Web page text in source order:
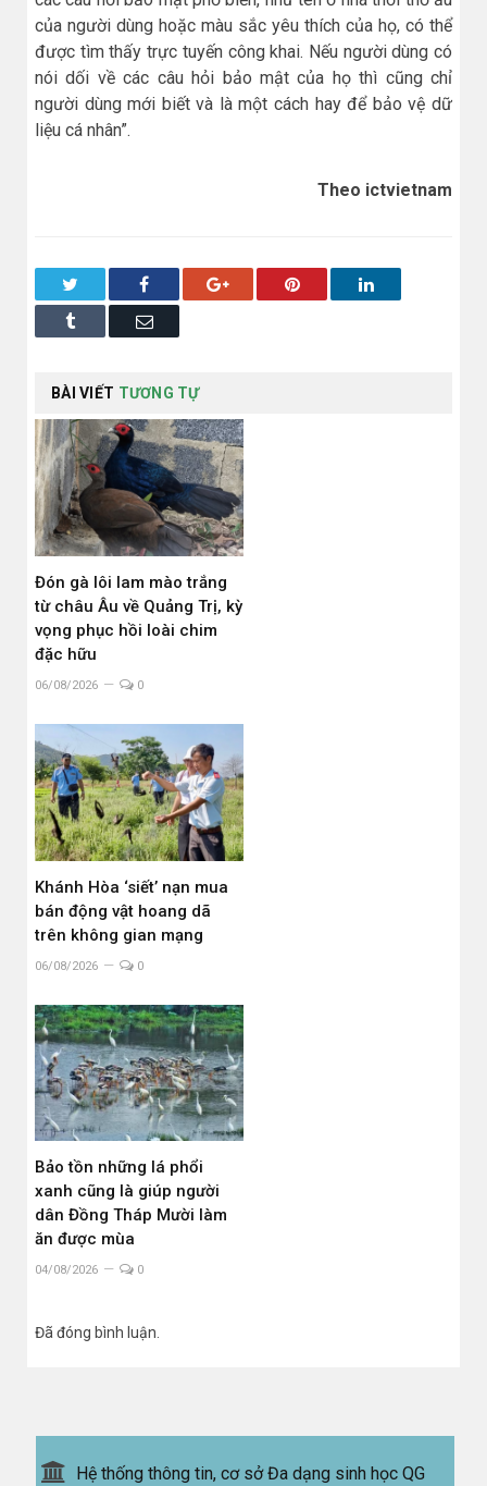
của người dùng hoặc màu sắc yêu thích của họ, có thể
được tìm thấy trực tuyến công khai. Nếu người dùng có
nói dối về các câu hỏi bảo mật của họ thì cũng chỉ
người dùng mới biết và là một cách hay để bảo vệ dữ
liệu cá nhân”.
Theo ictvietnam
Facebook Google+ Pinterest LinkedIn
Tumblr Email
BÀI VIẾT TƯƠNG TỰ
Đón gà lôi lam mào trắng
từ châu Âu về Quảng Trị, kỳ
vọng phục hồi loài chim
đặc hữu
06/08/2026 0
Khánh Hòa ‘siết’ nạn mua
bán động vật hoang dã
trên không gian mạng
06/08/2026 0
Bảo tồn những lá phổi
xanh cũng là giúp người
dân Đồng Tháp Mười làm
ăn được mùa
04/08/2026 0
Đã đóng bình luận.
Hệ thống thông tin, cơ sở Đa dạng sinh học QG